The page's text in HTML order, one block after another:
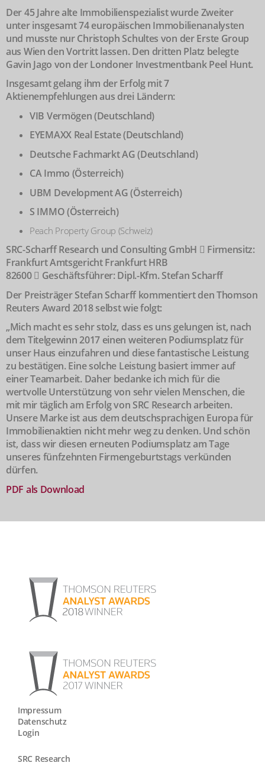
Der 45 Jahre alte Immobilienspezialist wurde Zweiter
unter insgesamt 74 europäischen Immobilienanalysten
und musste nur Christoph Schultes von der Erste Group
aus Wien den Vortritt lassen. Den dritten Platz belegte
Gavin Jago von der Londoner Investmentbank Peel Hunt.
Insgesamt gelang ihm der Erfolg mit 7
Aktienempfehlungen aus drei Ländern:
VIB Vermögen (Deutschland)
EYEMAXX Real Estate (Deutschland)
Deutsche Fachmarkt AG (Deutschland)
CA Immo (Österreich)
UBM Development AG (Österreich)
S IMMO (Österreich)
Peach Property Group (Schweiz)
SRC-Scharff Research und Consulting GmbH  Firmensitz:
Frankfurt Amtsgericht Frankfurt HRB
82600  Geschäftsführer: Dipl.-Kfm. Stefan Scharff
Der Preisträger Stefan Scharff kommentiert den Thomson
Reuters Award 2018 selbst wie folgt:
„Mich macht es sehr stolz, dass es uns gelungen ist, nach
dem Titelgewinn 2017 einen weiteren Podiumsplatz für
unser Haus einzufahren und diese fantastische Leistung
zu bestätigen. Eine solche Leistung basiert immer auf
einer Teamarbeit. Daher bedanke ich mich für die
wertvolle Unterstützung von sehr vielen Menschen, die
mit mir täglich am Erfolg von SRC Research arbeiten.
Unsere Marke ist aus dem deutschsprachigen Europa für
Immobilienaktien nicht mehr weg zu denken. Und schön
ist, dass wir diesen erneuten Podiumsplatz am Tage
unseres fünfzehnten Firmengeburtstags verkünden
dürfen.
PDF als Download
Impressum
Datenschutz
Login
SRC Research